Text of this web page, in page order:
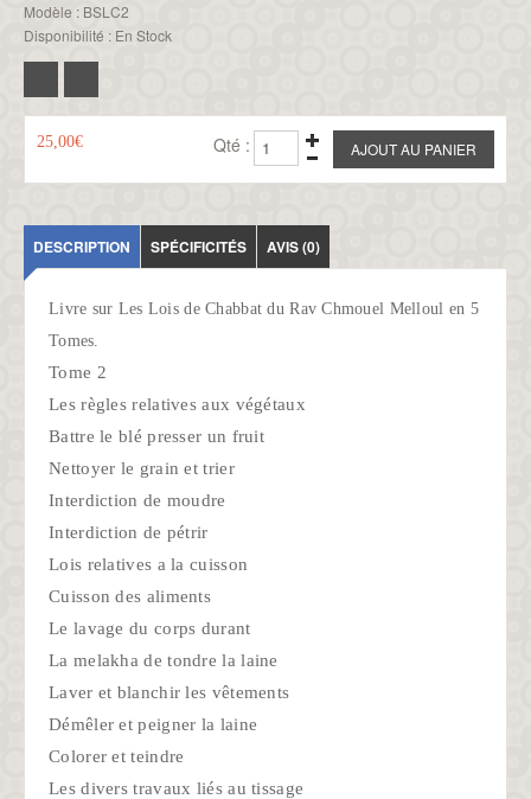
Modèle : BSLC2
Disponibilité : En Stock
25,00€ Qté :
DESCRIPTION SPÉCIFICITÉS AVIS (0)
Livre sur Les Lois de Chabbat du Rav Chmouel Melloul en 5
Tomes.
Tome 2
Les règles relatives aux végétaux
Battre le blé presser un fruit
Nettoyer le grain et trier
Interdiction de moudre
Interdiction de pétrir
Lois relatives a la cuisson
Cuisson des aliments
Le lavage du corps durant
La melakha de tondre la laine
Laver et blanchir les vêtements
Démêler et peigner la laine
Colorer et teindre
Les divers travaux liés au tissage